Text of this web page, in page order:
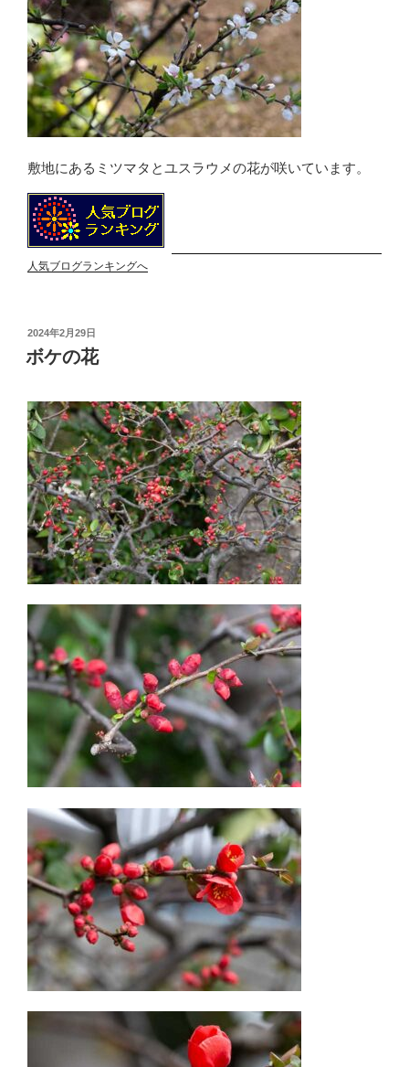
敷地にあるミツマタとユスラウメの花が咲いています。
人気ブログランキングへ
投
稿
日:
2024年2月29日
ボケの花